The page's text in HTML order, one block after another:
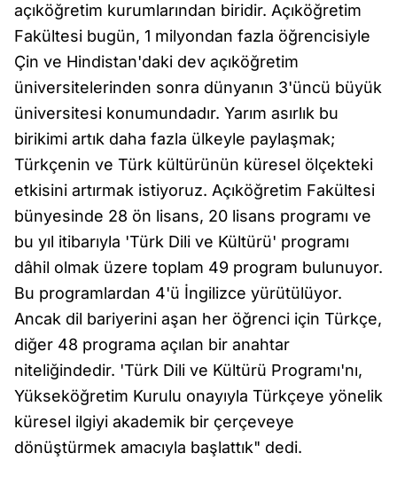
açıköğretim kurumlarından biridir. Açıköğretim
Fakültesi bugün, 1 milyondan fazla öğrencisiyle
Çin ve Hindistan'daki dev açıköğretim
üniversitelerinden sonra dünyanın 3'üncü büyük
üniversitesi konumundadır. Yarım asırlık bu
birikimi artık daha fazla ülkeyle paylaşmak;
Türkçenin ve Türk kültürünün küresel ölçekteki
etkisini artırmak istiyoruz. Açıköğretim Fakültesi
bünyesinde 28 ön lisans, 20 lisans programı ve
bu yıl itibarıyla 'Türk Dili ve Kültürü' programı
dâhil olmak üzere toplam 49 program bulunuyor.
Bu programlardan 4'ü İngilizce yürütülüyor.
Ancak dil bariyerini aşan her öğrenci için Türkçe,
diğer 48 programa açılan bir anahtar
niteliğindedir. 'Türk Dili ve Kültürü Programı'nı,
Yükseköğretim Kurulu onayıyla Türkçeye yönelik
küresel ilgiyi akademik bir çerçeveye
dönüştürmek amacıyla başlattık" dedi.